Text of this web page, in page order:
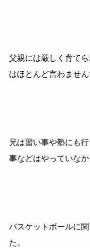
父親には厳しく育て
はほとんど言わません
兄は習い事や塾にも
事などはやっていなか
バスケットボールに
た。